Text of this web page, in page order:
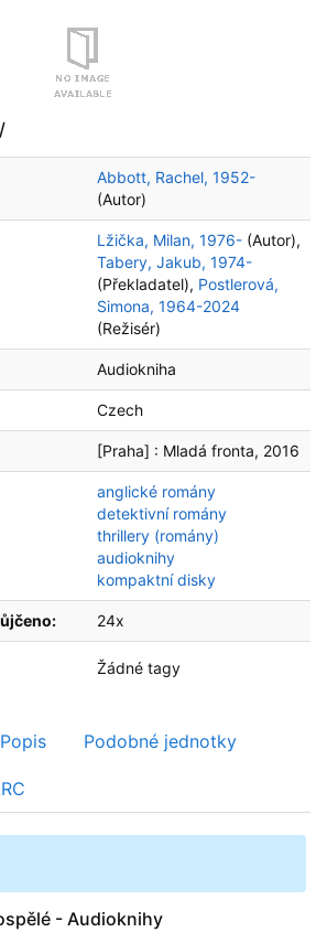
Abbott, Rachel, 1952-
(Autor)
Lžička, Milan, 1976- (Autor),
Tabery, Jakub, 1974-
(Překladatel), Postlerová,
Simona, 1964-2024
(Režisér)
Audiokniha
Czech
[Praha] : Mladá fronta, 2016
anglické romány
detektivní romány
thrillery (romány)
audioknihy
kompaktní disky
24x
Žádné tagy
Popis Podobné jednotky
- Audioknihy